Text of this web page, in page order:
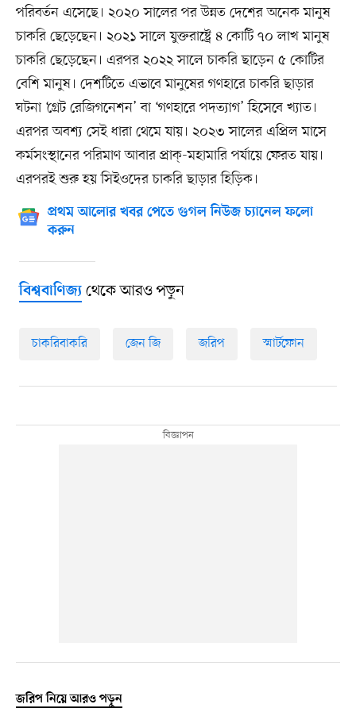
পরিবর্তন এসেছে। ২০২০ সালের পর উন্নত দেশের অনেক মানুষ
চাকরি ছেড়েছেন। ২০২১ সালে যুক্তরাষ্ট্রে ৪ কোটি ৭০ লাখ মানুষ
চাকরি ছেড়েছেন। এরপর ২০২২ সালে চাকরি ছাড়েন ৫ কোটির
বেশি মানুষ। দেশটিতে এভাবে মানুষের গণহারে চাকরি ছাড়ার
ঘটনা ‘গ্রেট রেজিগনেশন’ বা ‘গণহারে পদত্যাগ’ হিসেবে খ্যাত।
এরপর অবশ্য সেই ধারা থেমে যায়। ২০২৩ সালের এপ্রিল মাসে
কর্মসংস্থানের পরিমাণ আবার প্রাক্-মহামারি পর্যায়ে ফেরত যায়।
এরপরই শুরু হয় সিইওদের চাকরি ছাড়ার হিড়িক।
প্রথম আলোর খবর পেতে গুগল নিউজ চ্যানেল ফলো
করুন
বিশ্ববাণিজ্যথেকে আরও পড়ুন
চাকরিবাকরি জেন জি জরিপ স্মার্টফোন
জরিপ নিয়ে আরও পড়ুন